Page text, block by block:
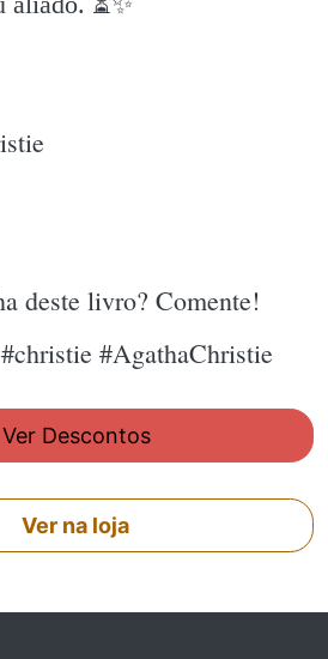
deste livro? Comente!
#AgathaChristie
Ver Descontos
Ver na loja